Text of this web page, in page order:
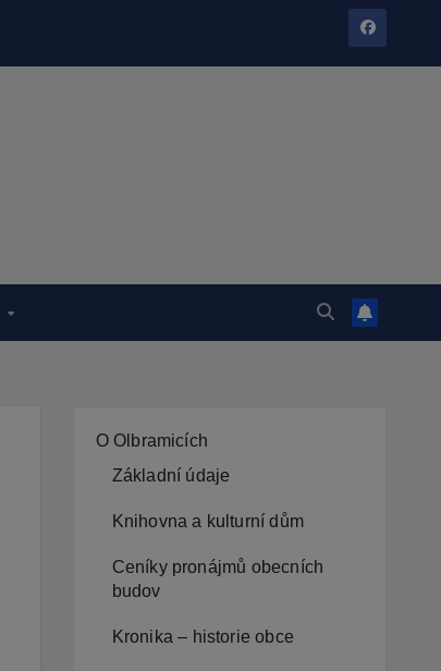
O Olbramicích
Základní údaje
Knihovna a kulturní dům
Ceníky pronájmů obecních
budov
Kronika – historie obce